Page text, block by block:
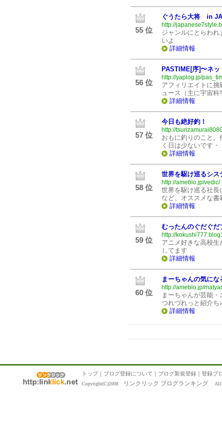
55 位
ぐうたら大将 in
http://
ジャンルにとらわ
いよ
詳細情報
56 位
PASTIME[序]〜ネ
http://yaplog.jp/
アフィリエイトに
ュース（主に宇宙
詳細情報
57 位
今日も絶好釣！
http://
おもに釣りのこと
く日は少ないです・
詳細情報
58 位
世界を駆け巡るシス
http://ameblo.jp/vedic/
世界を駆け巡る社長
など、オススメな
詳細情報
59 位
むったんのぐだぐだ
http://
アニメ好きな高校
してます
詳細情報
60 位
まーちゃんの気にな
http://ameblo.jp/
まーちゃんが芸能
つれづれっと紹介ち
詳細情報
トップ｜ ブログ登録について ｜ ブログ新規登録 ｜ 登録ブ
Copyright(C)2008 リンクリック ブログランキング All